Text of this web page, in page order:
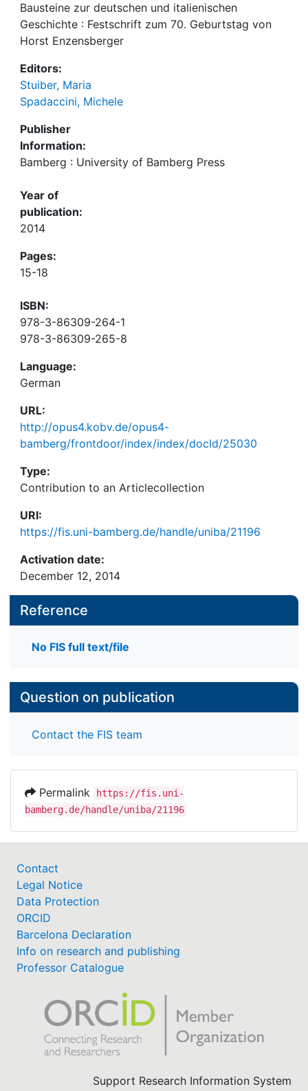
Bausteine zur deutschen und italienischen
Geschichte : Festschrift zum 70. Geburtstag von
Horst Enzensberger
Editors:
Stuiber, Maria
Spadaccini, Michele
Publisher
Information:
Bamberg : University of Bamberg Press
Year of
publication:
2014
Pages:
15-18
ISBN:
978-3-86309-264-1
978-3-86309-265-8
Language:
German
URL:
http://opus4.kobv.de/opus4-
bamberg/frontdoor/index/index/docId/25030
Type:
Contribution to an Articlecollection
URI:
https://fis.uni-bamberg.de/handle/uniba/21196
Activation date:
December 12, 2014
Reference
No FIS full text/file
Question on publication
Contact the FIS team
Permalink
https://fis.uni-
bamberg.de/handle/uniba/21196
Contact
Legal Notice
Data Protection
ORCID
Barcelona Declaration
Info on research and publishing
Professor Catalogue
Support Research Information System